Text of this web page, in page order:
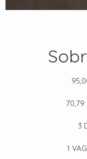
70,79
3
1